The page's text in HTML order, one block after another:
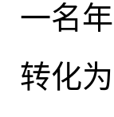
一名
转化